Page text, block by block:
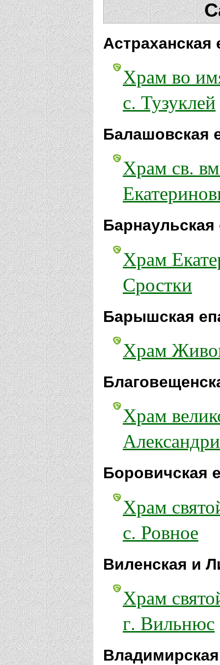
Астраханская
Храм во
с. Тузуклей
Балашовская
Храм св.
Храм
Сростки
Барышская
Храм
Храм
Боровичская
Храм
с. Ровное
Виленская и
Храм
г. Вильнюс